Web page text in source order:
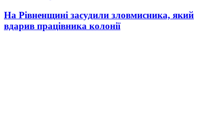
На Рівненщині засудили зловмисника, який
вдарив працівника колонії